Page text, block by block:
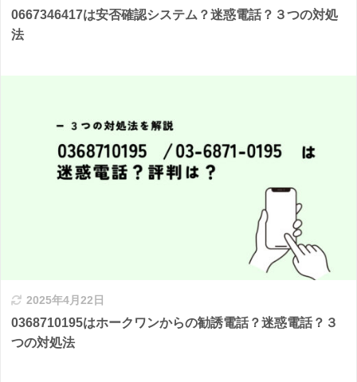
0667346417は安否確認システム？迷惑電話？３つの対処
法
2025年4月22日
0368710195はホークワンからの勧誘電話？迷惑電話？３
つの対処法